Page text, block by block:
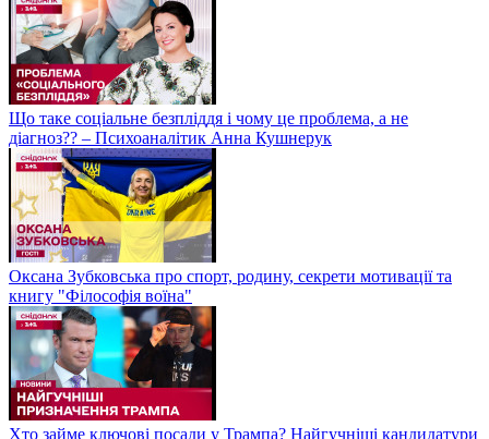
Що таке соціальне безпліддя і чому це проблема, а не
діагноз?? – Психоаналітик Анна Кушнерук
Оксана Зубковська про спорт, родину, секрети мотивації та
книгу "Філософія воїна"
Хто займе ключові посади у Трампа? Найгучніші кандидатури